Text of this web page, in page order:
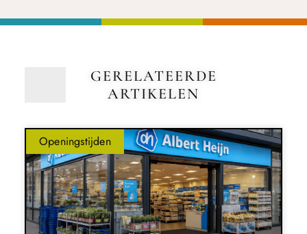
GERELATEERDE
ARTIKELEN
Openingstijden